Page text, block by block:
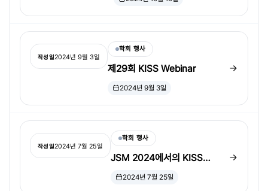
작성일2024년 9월 3일
학회 행사
제29회 KISS Webinar
2024년 9월 3일
작성일2024년 7월 25일
학회 행사
JSM 2024에서의 KISS
Annual Meeting
2024년 7월 25일